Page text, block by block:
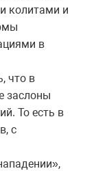
колитами и
в
что в
заслоны
То есть в
с